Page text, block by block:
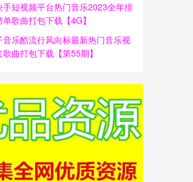
手短视频平台热门音乐2023全年排
歌曲打包下载【4G】
音乐酷流行风向标最新热门音乐视
曲打包下载【第55期】